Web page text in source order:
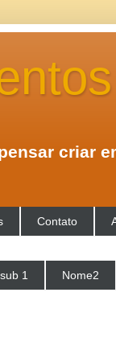
criar
Contato
1 Nome2